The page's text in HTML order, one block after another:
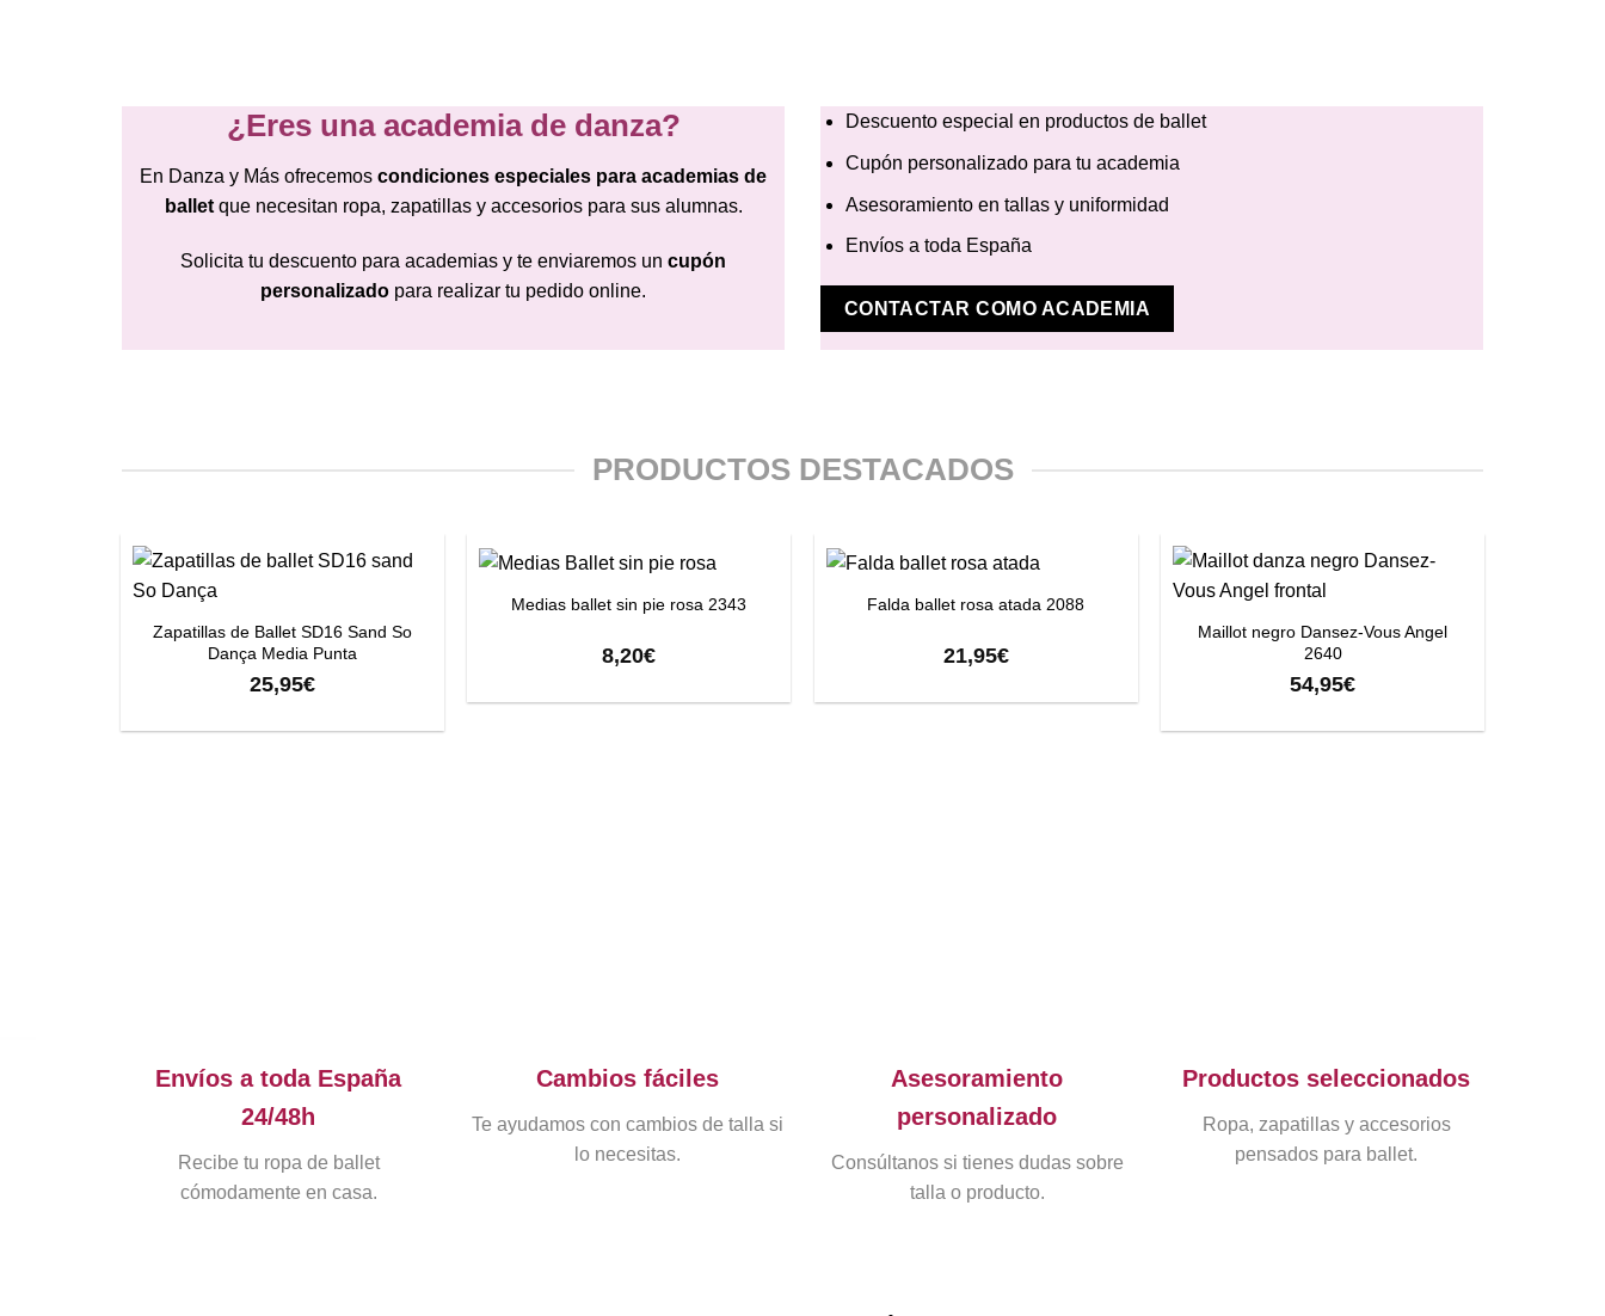
¿Eres una academia de danza?
En Danza y Más ofrecemos condiciones especiales para academias de
balletque necesitan ropa, zapatillas y accesorios para sus alumnas.
Solicita tu descuento para academias y te enviaremos un cupón
personalizado para realizar tu pedido online.
Descuento especial en productos de ballet
Cupón personalizado para tu academia
Asesoramiento en tallas y uniformidad
Envíos a toda España
CONTACTAR COMO ACADEMIA
PRODUCTOS DESTACADOS
+
Zapatillas de Ballet SD16 Sand So
Dança Media Punta
25,95€
+
Medias ballet sin pie rosa 2343
8,20€
+
Falda ballet rosa atada 2088
21,95€
Maillot negro Dansez-Vous Angel
2640
54,95€
Envíos a toda España
24/48h
Recibe tu ropa de ballet
cómodamente en casa.
Cambios fáciles
Te ayudamos con cambios de talla si
lo necesitas.
Asesoramiento
personalizado
Consúltanos si tienes dudas sobre
talla o producto.
Productos seleccionados
Ropa, zapatillas y accesorios
pensados para ballet.